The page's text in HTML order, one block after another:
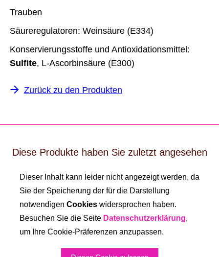
Trauben
Säureregulatoren: Weinsäure (E334)
Konservierungsstoffe und Antioxidationsmittel:
Sulfite, L-Ascorbinsäure (E300)
Zurück zu den Produkten
Diese Produkte haben Sie zuletzt angesehen
Dieser Inhalt kann leider nicht angezeigt werden, da
Sie der Speicherung der für die Darstellung
notwendigen Cookies widersprochen haben.
Besuchen Sie die Seite Datenschutzerklärung,
um Ihre Cookie-Präferenzen anzupassen.